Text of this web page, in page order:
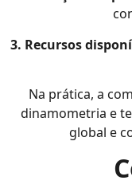
3. Recursos
Na prática, a
dinamometria e
global e